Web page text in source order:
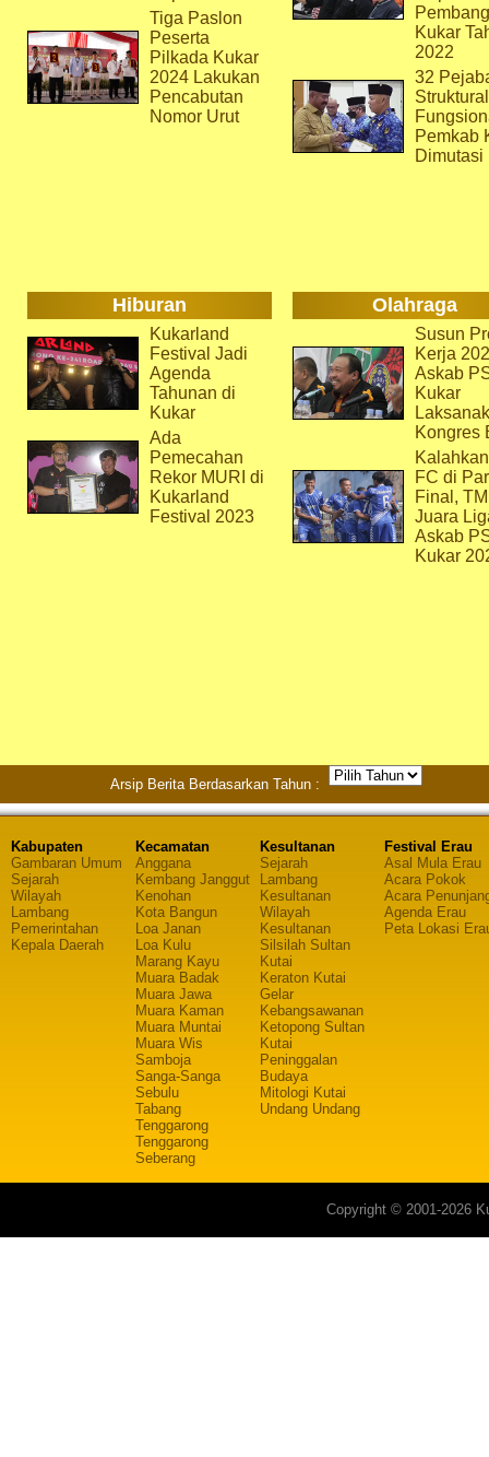
Tiga Paslon
Peserta
Pilkada Kukar
2024 Lakukan
Pencabutan
Nomor Urut
Kukar
2022
32
Pemkab
Dimutasi
Hiburan Olahraga
Kukarland
Festival Jadi
Agenda
Tahunan di
Kukar
Ada
Pemecahan
Rekor MURI di
Kukarland
Festival 2023
Susun
Kerja
Askab
Kukar
Kongres
FC di
Final,
Juara
Askab
Kukar
Arsip Berita Berdasarkan Tahun :
Kabupaten
Gambaran Umum
Sejarah
Wilayah
Lambang
Pemerintahan
Kepala Daerah
Kecamatan
Anggana
Kembang Janggut
Kenohan
Kota Bangun
Loa Janan
Loa Kulu
Marang Kayu
Muara Badak
Muara Jawa
Muara Kaman
Muara Muntai
Muara Wis
Samboja
Sanga-Sanga
Sebulu
Tabang
Tenggarong
Tenggarong
Seberang
Kesultanan
Sejarah
Lambang
Kesultanan
Wilayah
Kesultanan
Silsilah Sultan
Kutai
Keraton Kutai
Gelar
Kebangsawanan
Ketopong Sultan
Kutai
Peninggalan
Budaya
Mitologi Kutai
Undang Undang
Festival Erau
Asal Mula Erau
Acara Pokok
Acara
Agenda Erau
Peta Lokasi
Copyright © 2001-2026